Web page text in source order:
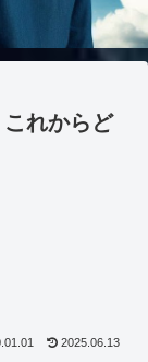
れからど
2025.06.13